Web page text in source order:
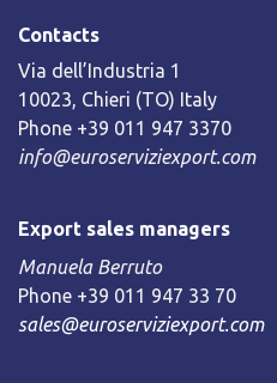
Contacts
Via dell’Industria 1
10023, Chieri (TO) Italy
Phone +39 011 947 3370
info@euroserviziexport.com
Export sales managers
Manuela Berruto
Phone +39 011 947 33 70
sales@euroserviziexport.com